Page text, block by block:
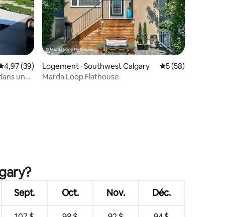
moyenne de 4,97 sur 5, 39 commentaires
4,97 (39)
un
Logement · Southwest Calgary Note moyenne de
5 (58)
Marda Loop Flathouse
Sept. Oct. Nov. Déc.